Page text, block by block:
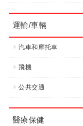
運輸/車輛
汽車和摩托車
飛機
公共交通
醫療保健